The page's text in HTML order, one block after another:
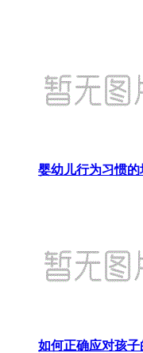
婴幼儿行为习惯
如何正确应对孩